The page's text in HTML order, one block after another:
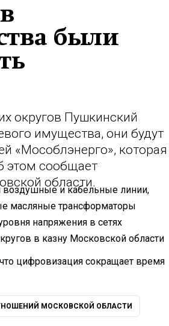
были
округов Пушкинский
имущества, они будут
«Мособлэнерго», которая
этом сообщает
области.
воздушные и кабельные линии,
масляные трансформаторы
напряжения в сетях
в казну Московской области
цифровизация сокращает время
МОСКОВСКОЙ ОБЛАСТИ